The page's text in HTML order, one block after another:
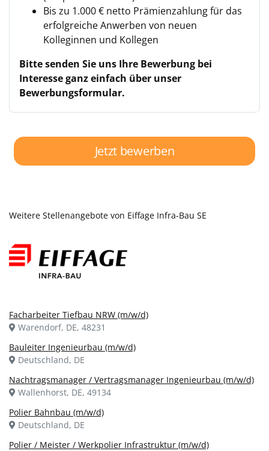
Bis zu 1.000 € netto Prämienzahlung für das
erfolgreiche Anwerben von neuen
Kolleginnen und Kollegen
Bitte senden Sie uns Ihre Bewerbung bei
Interesse ganz einfach über unser
Bewerbungsformular.
Jetzt bewerben
Weitere Stellenangebote von Eiffage Infra-Bau SE
Facharbeiter Tiefbau NRW (m/w/d)
Warendorf, DE, 48231
Bauleiter Ingenieurbau (m/w/d)
Deutschland, DE
Nachtragsmanager / Vertragsmanager Ingenieurbau (m/w/d)
Wallenhorst, DE, 49134
Polier Bahnbau (m/w/d)
Deutschland, DE
Polier / Meister / Werkpolier Infrastruktur (m/w/d)